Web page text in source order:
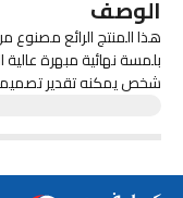
الوصف
بلمسة نهائية مبهرة
شخص يمكنه تقدير
المذهلة من المجوهرات